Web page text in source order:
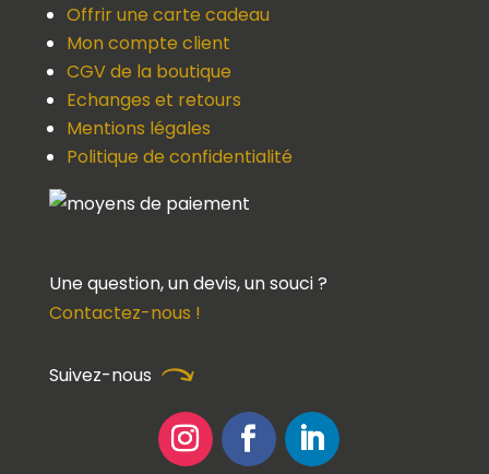
Offrir une carte cadeau
Mon compte client
CGV de la boutique
Echanges et retours
Mentions légales
Politique de confidentialité
Une question, un devis, un souci ?
Contactez-nous !
Suivez-nous